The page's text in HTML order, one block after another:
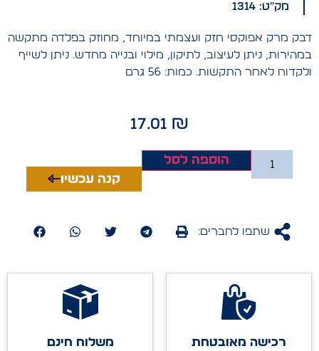
מק"ט: 1314
דבק מרק אפוקסי חזק ועצמתי במיוחד, מחוזק בפלדה מתקשה
במהירות, ניתן לעיצוב, לתיקון, מילוי ובנייה מחדש. ניתן לשייף
ולקדוח לאחר התקשות. כמות: 56 גרם
17.01₪
הוספה לסל
קנה עכשיו
שתפו לחברים:
רכישה מאובטחת משלוח חינם